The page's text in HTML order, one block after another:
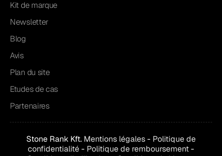
Kit de marque
Newsletter
Blog
Avis
Plan du site
Etudes de cas
Partenaires
Stone Rank Kft. Mentions légales- Politique de
confidentialité- Politique de remboursement-